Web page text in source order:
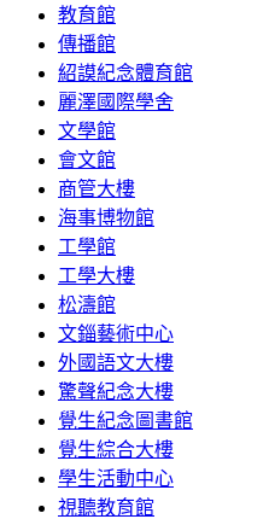
教育館
傳播館
紹謨紀念體育館
麗澤國際學舍
文學館
會文館
商管大樓
海事博物館
工學館
工學大樓
松濤館
文錙藝術中心
外國語文大樓
驚聲紀念大樓
覺生紀念圖書館
覺生綜合大樓
學生活動中心
視聽教育館